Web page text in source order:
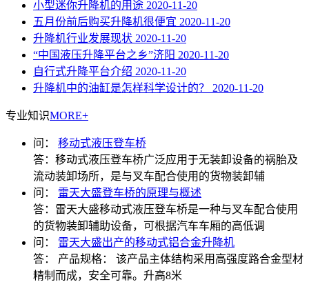
小型迷你升降机的用途 2020-11-20
五月份前后购买升降机很便宜 2020-11-20
升降机行业发展现状 2020-11-20
“中国液压升降平台之乡”济阳 2020-11-20
自行式升降平台介绍 2020-11-20
升降机中的油缸是怎样科学设计的？ 2020-11-20
专业知识MORE+
问： 移动式液压登车桥
答： 移动式液压登车桥广泛应用于无装卸设备的祸胎及
流动装卸场所，是与叉车配合使用的货物装卸辅
问： 雷天大盛登车桥的原理与概述
答： 雷天大盛移动式液压登车桥是一种与叉车配合使用
的货物装卸辅助设备，可根据汽车车厢的高低调
问： 雷天大盛出产的移动式铝合金升降机
答：
产品规格： 该产品主体结构采用高强度路合金型材
精制而成，安全可靠。升高8米